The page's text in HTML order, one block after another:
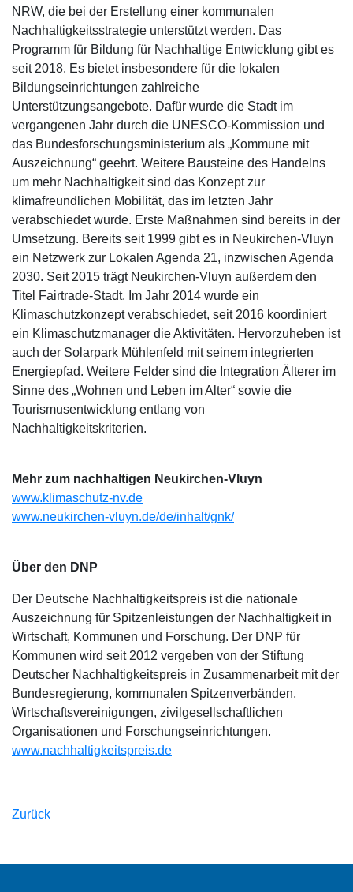
NRW, die bei der Erstellung einer kommunalen
Nachhaltigkeitsstrategie unterstützt werden. Das
Programm für Bildung für Nachhaltige Entwicklung gibt es
seit 2018. Es bietet insbesondere für die lokalen
Bildungseinrichtungen zahlreiche
Unterstützungsangebote. Dafür wurde die Stadt im
vergangenen Jahr durch die UNESCO-Kommission und
das Bundesforschungsministerium als „Kommune mit
Auszeichnung“ geehrt. Weitere Bausteine des Handelns
um mehr Nachhaltigkeit sind das Konzept zur
klimafreundlichen Mobilität, das im letzten Jahr
verabschiedet wurde. Erste Maßnahmen sind bereits in der
Umsetzung. Bereits seit 1999 gibt es in Neukirchen-Vluyn
ein Netzwerk zur Lokalen Agenda 21, inzwischen Agenda
2030. Seit 2015 trägt Neukirchen-Vluyn außerdem den
Titel Fairtrade-Stadt. Im Jahr 2014 wurde ein
Klimaschutzkonzept verabschiedet, seit 2016 koordiniert
ein Klimaschutzmanager die Aktivitäten. Hervorzuheben ist
auch der Solarpark Mühlenfeld mit seinem integrierten
Energiepfad. Weitere Felder sind die Integration Älterer im
Sinne des „Wohnen und Leben im Alter“ sowie die
Tourismusentwicklung entlang von
Nachhaltigkeitskriterien.
Mehr zum nachhaltigen Neukirchen-Vluyn
www.klimaschutz-nv.de
www.neukirchen-vluyn.de/de/inhalt/gnk/
Über den DNP
Der Deutsche Nachhaltigkeitspreis ist die nationale
Auszeichnung für Spitzenleistungen der Nachhaltigkeit in
Wirtschaft, Kommunen und Forschung. Der DNP für
Kommunen wird seit 2012 vergeben von der Stiftung
Deutscher Nachhaltigkeitspreis in Zusammenarbeit mit der
Bundesregierung, kommunalen Spitzenverbänden,
Wirtschaftsvereinigungen, zivilgesellschaftlichen
Organisationen und Forschungseinrichtungen.
www.nachhaltigkeitspreis.de
Zurück